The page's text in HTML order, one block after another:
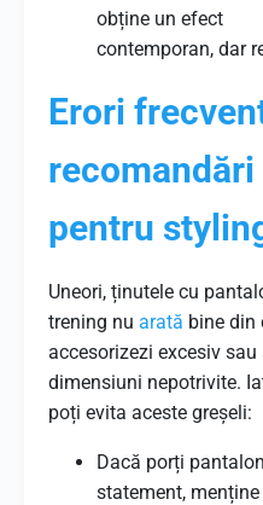
obține un efect
contemporan, dar
Erori
recomandări
pentru
Uneori, ținutele cu
trening nu arată bine din
accesorizezi excesiv sau
dimensiuni nepotrivite.
poți evita aceste greșeli:
Dacă porți
statement, menține